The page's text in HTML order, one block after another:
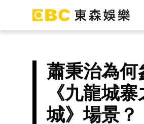
蕭秉治為何
《九龍城寨
城》場景？